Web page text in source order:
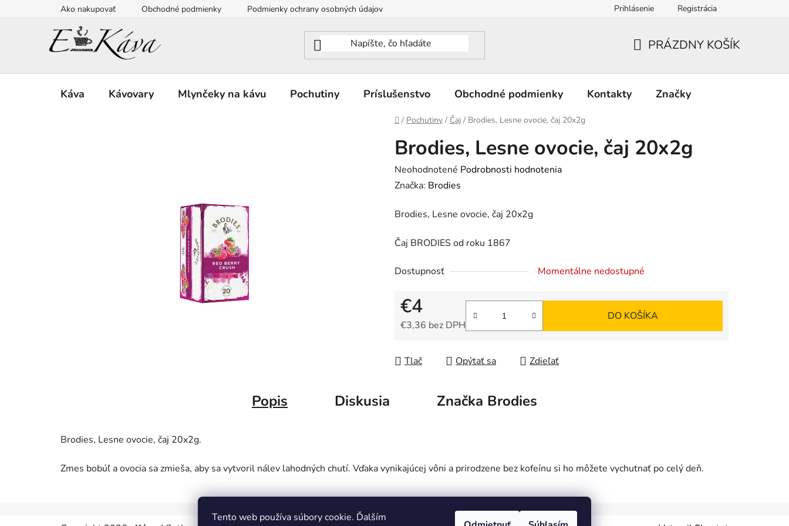
Tento web používa súbory cookie. Ďalším
Ako nakupovať Obchodné podmienky Podmienky ochrany osobných údajov Prihlásenie Registrácia
KOŠÍK
PRÁZDNY KOŠÍK
Káva Kávovary Mlynčeky na kávu Pochutiny Príslušenstvo Obchodné podmienky Kontakty Značky
Domov
/ Pochutiny / Čaj / Brodies, Lesne ovocie, čaj 20x2g
Brodies, Lesne ovocie, čaj 20x2g
Priemerné
hodnotenie
je
z
5
hviezdičiek.
Neohodnotené Podrobnosti hodnotenia
Značka: Brodies
Brodies, Lesne ovocie, čaj 20x2g
Čaj BRODIES od roku 1867
Dostupnosť Momentálne nedostupné
€4
€3,36 bez DPH
DO KOŠÍKA
Tlač Opýtať sa Zdieľať
Popis Diskusia Značka Brodies
Brodies, Lesne ovocie, čaj 20x2g.
Zmes bobúľ a ovocia sa zmieša, aby sa vytvoril nálev lahodných chutí. Vďaka vynikajúcej vôni a prirodzene bez kofeínu si ho môžete vychutnať po celý deň.